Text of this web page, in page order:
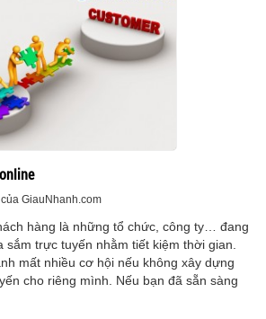
GiauNhanh.com
hàng là những tổ chức, công ty… đang
sắm trực tuyến nhằm tiết kiệm thời gian.
mất nhiều cơ hội nếu không xây dựng
cho riêng mình. Nếu bạn đã sẵn sàng